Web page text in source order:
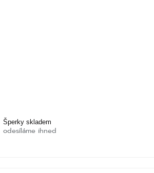
Šperky skladem
odesíláme ihned